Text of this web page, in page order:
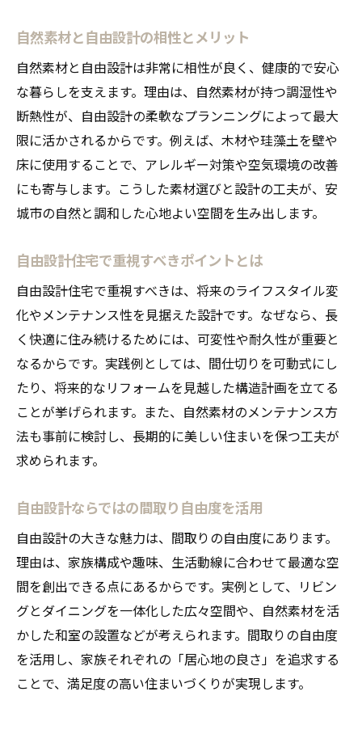
自然素材住宅で得られる快適性の秘密
自由設計が生み出す住まいの健康効果
快適性重視の自由設計ポイント解説
子どもも安心の自然素材活用法
自由設計住宅で守る家族の健康生活
自由設計住宅で叶う将来の柔軟な暮らし
ライフステージに合わせた自由設計の家
自由設計住宅で実現する柔軟な間取り
変化に強い住まいを自由設計で考える
自然素材と自由設計の家で備える未来
自由設計だから叶うメンテナンス性の高さ
自然素材の家づくりで得られる安心感
自然素材と自由設計で生まれる安心感
健康重視の家づくりに自然素材が最適
自由設計住宅で実現する安全な住環境
自由設計と自然素材が守る家族の健康
快適な暮らしを自然素材と自由設計で
自然素材と自由設計の相性とメリット
自然素材と自由設計は非常に相性が良く、健康的で安心
な暮らしを支えます。理由は、自然素材が持つ調湿性や
断熱性が、自由設計の柔軟なプランニングによって最大
限に活かされるからです。例えば、木材や珪藻土を壁や
床に使用することで、アレルギー対策や空気環境の改善
にも寄与します。こうした素材選びと設計の工夫が、安
城市の自然と調和した心地よい空間を生み出します。
自由設計住宅で重視すべきポイントとは
自由設計住宅で重視すべきは、将来のライフスタイル変
化やメンテナンス性を見据えた設計です。なぜなら、長
く快適に住み続けるためには、可変性や耐久性が重要と
なるからです。実践例としては、間仕切りを可動式にし
たり、将来的なリフォームを見越した構造計画を立てる
ことが挙げられます。また、自然素材のメンテナンス方
法も事前に検討し、長期的に美しい住まいを保つ工夫が
求められます。
自由設計ならではの間取り自由度を活用
自由設計の大きな魅力は、間取りの自由度にあります。
理由は、家族構成や趣味、生活動線に合わせて最適な空
間を創出できる点にあるからです。実例として、リビン
グとダイニングを一体化した広々空間や、自然素材を活
かした和室の設置などが考えられます。間取りの自由度
を活用し、家族それぞれの「居心地の良さ」を追求する
ことで、満足度の高い住まいづくりが実現します。